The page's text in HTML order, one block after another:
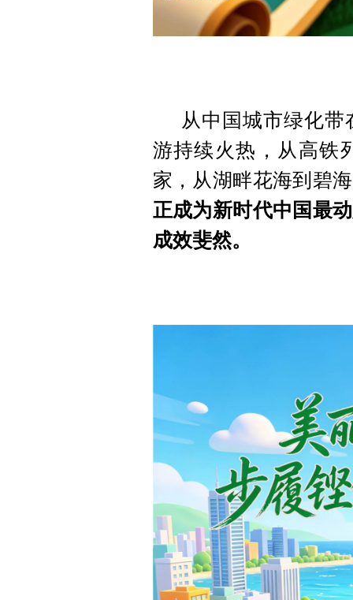
从中国城市绿化
游持续火热，从高铁
家， 从湖畔花海到碧
正成为新时代中国最
成效斐然。